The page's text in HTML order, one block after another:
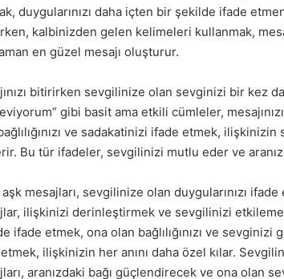
duygularınızı daha içten bir şekilde ifade
kalbinizden gelen kelimeleri kullanmak,
en güzel mesajı oluşturur.
bitirirken sevgilinize olan sevginizi bir kez
gibi basit ama etkili cümleler,
ve sadakatinizi ifade etmek,
Bu tür ifadeler, sevgilinizi mutlu eder ve
mesajları, sevgilinize olan duygularınızı
ilişkinizi derinleştirmek ve sevgilinizi
ifade etmek, ona olan bağlılığınızı ve sevginizi
ilişkinizin her anını daha özel kılar.
aranızdaki bağı güçlendirecek ve ona olan